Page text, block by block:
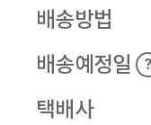
배송방법
배송예정일
?
택배사